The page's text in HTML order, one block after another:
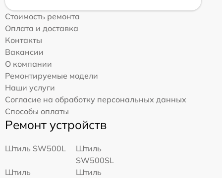
Стоимость ремонта
Оплата и доставка
Контакты
Вакансии
О компании
Ремонтируемые модели
Наши услуги
Согласие на обработку персональных данных
Способы оплаты
Ремонт устройств
Штиль SW500L
Штиль
SW500SL
Штиль
Штиль